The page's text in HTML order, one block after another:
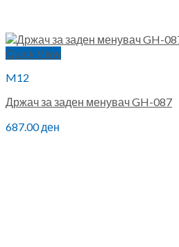
Quick View
M12
Држач за заден менувач GH-087
687.00ден